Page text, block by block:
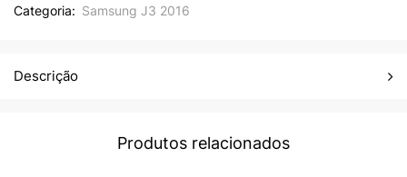
Categoria: Samsung J3 2016
Descrição
Produtos relacionados